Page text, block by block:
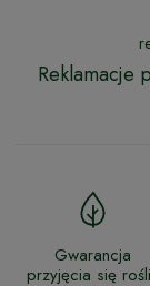
Reklamacje
Gwarancja
przyjęcia się